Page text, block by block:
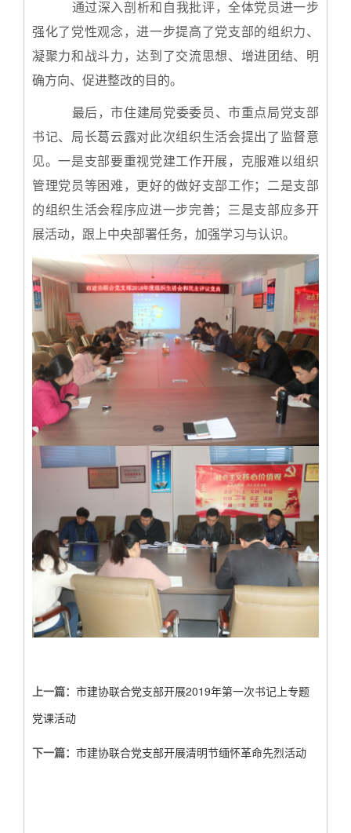
通过深入剖析和自我批评，全体党员进一步
强化了党性观念，进一步提高了党支部的组织力、
凝聚力和战斗力，达到了交流思想、增进团结、明
确方向、促进整改的目的。
最后，市住建局党委委员、市重点局党支部
书记、局长葛云露对此次组织生活会提出了监督意
见。一是支部要重视党建工作开展，克服难以组织
管理党员等困难，更好的做好支部工作；二是支部
的组织生活会程序应进一步完善；三是支部应多开
展活动，跟上中央部署任务，加强学习与认识。
上一篇： 市建协联合党支部开展2019年第一次书记上专题
党课活动
下一篇： 市建协联合党支部开展清明节缅怀革命先烈活动